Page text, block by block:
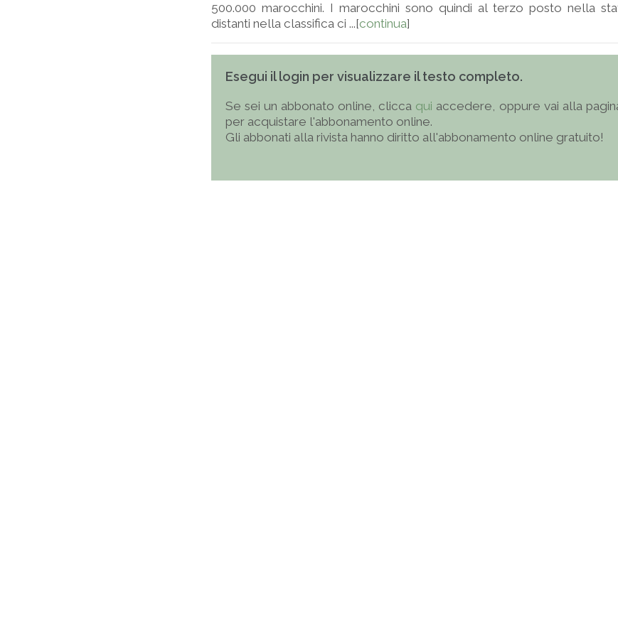
500.000 marocchini. I marocchini sono quindi al terzo posto nella
distanti nella classifica ci ...[continua]
Esegui il login per visualizzare il testo completo.
Se sei un abbonato online, clicca qui accedere, oppure vai alla
per acquistare l'abbonamento online.
Gli abbonati alla rivista hanno diritto all'abbonamento online gratuito!